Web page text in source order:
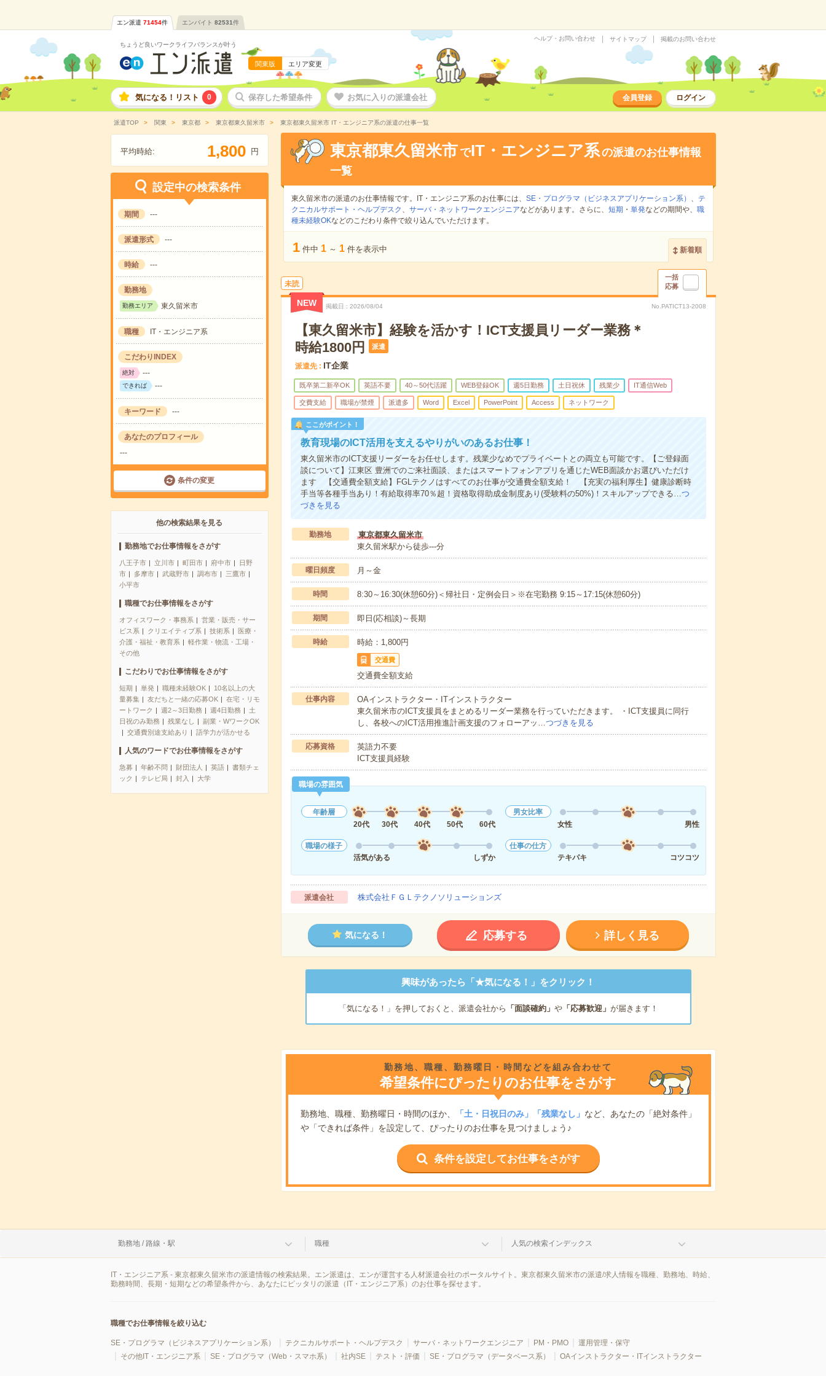
エン派遣 71454件 エンバイト 82531件
ちょうど良いワークライフバランスが叶う
関東版 エリア変更
ヘルプ・お問い合わせ サイトマップ 掲載のお問い合わせ
気になる！リスト 0 保存した希望条件 お気に入りの派遣会社 会員登録 ログイン
派遣TOP 関東 東京都 東京都東久留米市 東京都東久留米市 IT・エンジニア系の派遣の仕事一覧
平均時給: 1,800 円
設定中の検索条件
期間 ---
派遣形式 ---
時給 ---
勤務地
勤務エリア 東久留米市
職種 IT・エンジニア系
こだわりINDEX
絶対 ---
できれば ---
キーワード ---
あなたのプロフィール
---
条件の変更
他の検索結果を見る
勤務地でお仕事情報をさがす
八王子市 立川市 町田市 府中市
日野
市
多摩市 武蔵野市 調布市
三鷹市
小平市
職種でお仕事情報をさがす
オフィスワーク・事務系
営業・販売・サー
ビス系
クリエイティブ系 技術系
医療・
介護・福祉・教育系
軽作業・物流・工場・
その他
こだわりでお仕事情報をさがす
短期 単発 職種未経験OK
10名以上の大
量募集
友だちと一緒の応募OK
在宅・リモ
ートワーク
週2～3日勤務 週4日勤務
土
日祝のみ勤務
残業なし
副業・WワークOK
交通費別途支給あり
語学力が活かせる
人気のワードでお仕事情報をさがす
急募 年齢不問 財団法人 英語
書類チェ
ック
テレビ局 封入 大学
東京都東久留米市 でIT・エンジニア系の派遣のお仕事情報
一覧
東久留米市の派遣のお仕事情報です。IT・エンジニア系のお仕事には、 SE・プログラマ（ビジネスアプリケーション系） 、
テ
クニカルサポート・ヘルプデスク 、 サーバ・ネットワークエンジニアなどがあります。さらに、 短期 ・ 単発などの期間や、 職
種未経験OKなどのこだわり条件で絞り込んでいただけます。
1 件中 1 ～ 1 件を表示中 新着順
未読
一括
応募
NEW 掲載日 2026/08/04 No.PATICT13-2008
【東久留米市】経験を活かす！ICT支援員リーダー業務＊
時給1800円
派遣
派遣先 IT企業
既卒第二新卒OK 英語不要 40～50代活躍 WEB登録OK 週5日勤務 土日祝休 残業少 IT通信Web
交費支給 職場が禁煙 派遣多 Word Excel PowerPoint Access ネットワーク
ここがポイント！
教育現場のICT活用を支えるやりがいのあるお仕事！
東久留米市のICT支援リーダーをお任せします。残業少なめでプライベートとの両立も可能です。【ご登録面
談について】江東区 豊洲でのご来社面談、またはスマートフォンアプリを通じたWEB面談かお選びいただけ
ます 【交通費全額支給】FGLテクノはすべてのお仕事が交通費全額支給！ 【充実の福利厚生】健康診断時
手当等各種手当あり！有給取得率70％超！資格取得助成金制度あり(受験料の50%)！スキルアップできる…つ
づきを見る
勤務地
東京都東久留米市
東久留米駅から徒歩---分
曜日頻度 月～金
時間 8:30～16:30(休憩60分)＜帰社日・定例会日＞※在宅勤務 9:15～17:15(休憩60分)
期間 即日(応相談)～長期
時給 時給：1,800円
交通費
交通費全額支給
仕事内容
OAインストラクター・ITインストラクター
東久留米市のICT支援員をまとめるリーダー業務を行っていただきます。 ・ICT支援員に同行
し、各校へのICT活用推進計画支援のフォローアッ…つづきを見る
応募資格
英語力不要
ICT支援員経験
職場の雰囲気
年齢層
20代
30代 40代 50代 60代
男女比率
女性
男性
職場の様子
活気がある
しずか
仕事の仕方
テキパキ
コツコツ
派遣会社 株式会社ＦＧＬテクノソリューションズ
気になる！ 応募する 詳しく見る
興味があったら「★気になる！」をクリック！
「気になる！」を押しておくと、派遣会社から 「面談確約」 や「応募歓迎」 が届きます！
勤務地、職種、勤務曜日・時間などを組み合わせて
希望条件にぴったりのお仕事をさがす
勤務地、職種、勤務曜日・時間のほか、 「土・日祝日のみ」「残業なし」 など、あなたの「絶対条件」
や「できれば条件」を設定して、ぴったりのお仕事を見つけましょう♪
条件を設定してお仕事をさがす
勤務地 / 路線・駅 職種 人気の検索インデックス
IT・エンジニア系 - 東京都東久留米市の派遣情報の検索結果。エン派遣は、エンが運営する人材派遣会社のポータルサイト。東京都東久留米市の派遣/求人情報を職種、勤務地、時給、
勤務時間、長期・短期などの希望条件から、あなたにピッタリの派遣（IT・エンジニア系）のお仕事を探せます。
職種でお仕事情報を絞り込む
SE・プログラマ（ビジネスアプリケーション系） テクニカルサポート・ヘルプデスク サーバ・ネットワークエンジニア PM・PMO
運用管理・保守
その他IT・エンジニア系
SE・プログラマ（Web・スマホ系） 社内SE テスト・評価 SE・プログラマ（データベース系） OAインストラクター・ITインストラクター